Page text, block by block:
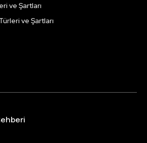
ve Şartları
ve Şartları